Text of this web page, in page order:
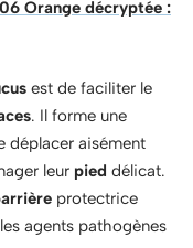
Orange décryptée :
est de faciliter le
. Il forme une
déplacer aisément
leur pied délicat.
protectrice
agents pathogènes